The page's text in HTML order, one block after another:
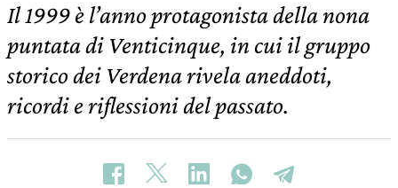
Il 1999 è l’anno protagonista della nona
puntata di Venticinque, in cui il gruppo
storico dei Verdena rivela aneddoti,
ricordi e riflessioni del passato.